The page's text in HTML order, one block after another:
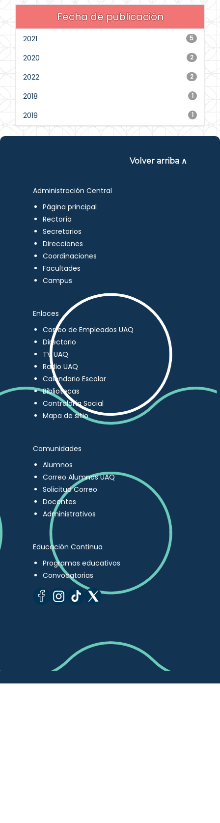
Fecha de publicación
5
2021
2
2020
2
2022
1
2018
1
2019
Volver arriba ∧
Administración Central
Página principal
Rectoría
Secretarios
Direcciones
Coordinaciones
Facultades
Campus
Enlaces
Correo de Empleados UAQ
Directorio
TV UAQ
Radio UAQ
Calendario Escolar
Bibliotecas
Contraloría Social
Mapa de sitio
Comunidades
Alumnos
Correo Alumnos UAQ
Solicitud Correo
Docentes
Administrativos
Educación Continua
Programas educativos
Convocatorias